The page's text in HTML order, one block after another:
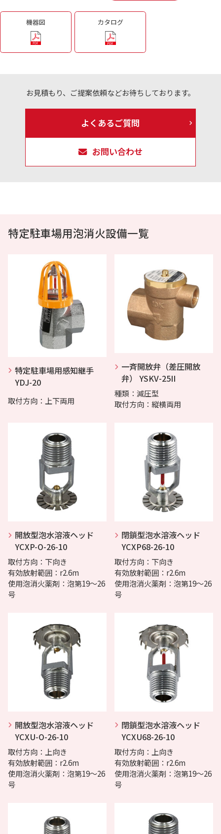
機器図 カタログ
お見積もり、ご提案依頼などお待ちしております。
よくあるご質問
お問い合わせ
特定駐車場用泡消火設備一覧
特定駐車場用感知継手
YDJ-20
取付方向：上下両用
一斉開放弁（差圧開放
弁） YSKV-25II
種類：減圧型
取付方向：縦横両用
開放型泡水溶液ヘッド
YCXP-O-26-10
取付方向：下向き
有効放射範囲：r2.6m
使用泡消火薬剤：泡第19～26
号
閉鎖型泡水溶液ヘッド
YCXP68-26-10
取付方向：下向き
有効放射範囲：r2.6m
使用泡消火薬剤：泡第19～26
号
開放型泡水溶液ヘッド
YCXU-O-26-10
取付方向：上向き
有効放射範囲：r2.6m
使用泡消火薬剤：泡第19～26
号
閉鎖型泡水溶液ヘッド
YCXU68-26-10
取付方向：上向き
有効放射範囲：r2.6m
使用泡消火薬剤：泡第19～26
号